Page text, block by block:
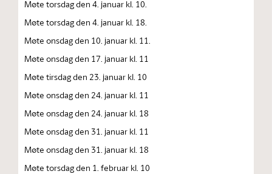
Møte torsdag den 4. januar kl. 10.
Møte torsdag den 4. januar kl. 18.
Møte onsdag den 10. januar kl. 11.
Møte onsdag den 17. januar kl. 11
Møte tirsdag den 23. januar kl. 10
Møte onsdag den 24. januar kl. 11
Møte onsdag den 24. januar kl. 18
Møte onsdag den 31. januar kl. 11
Møte onsdag den 31. januar kl. 18
Møte torsdag den 1. februar kl. 10